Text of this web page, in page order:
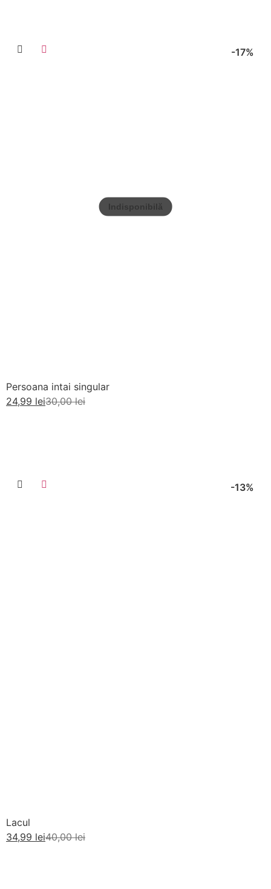
-17%
Persoana intai singular
30,00lei
24,99 lei
-13%
Lacul
40,00lei
34,99 lei